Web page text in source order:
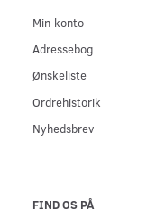
Min konto
Adressebog
Ønskeliste
Ordrehistorik
Nyhedsbrev
FIND OS PÅ